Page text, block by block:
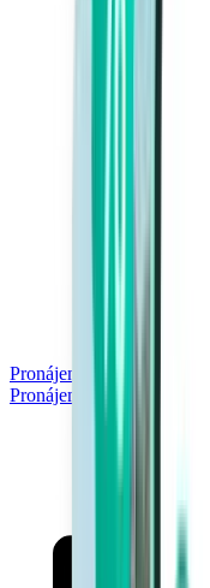
Pronájem aut
Pronájem aut